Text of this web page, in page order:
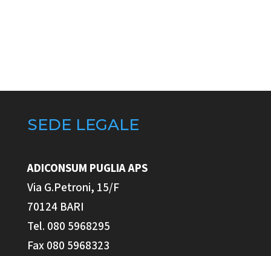
SEDE LEGALE
ADICONSUM PUGLIAAPS
Via G.Petroni, 15/F
70124 BARI
Tel. 080 5968295
Fax 080 5968323